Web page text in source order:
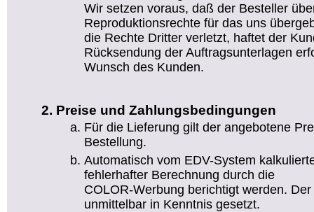
Wir setzen voraus, daß der Besteller
Reproduktionsrechte für das uns
die Rechte Dritter verletzt, haftet der
Rücksendung der Auftragsunterlagen
Wunsch des Kunden.
Preise und Zahlungsbedingungen
Für die Lieferung gilt der angebotene
Bestellung.
Automatisch vom EDV-System
fehlerhafter Berechnung durch die
COLOR-Werbung berichtigt werden.
unmittelbar in Kenntnis gesetzt.